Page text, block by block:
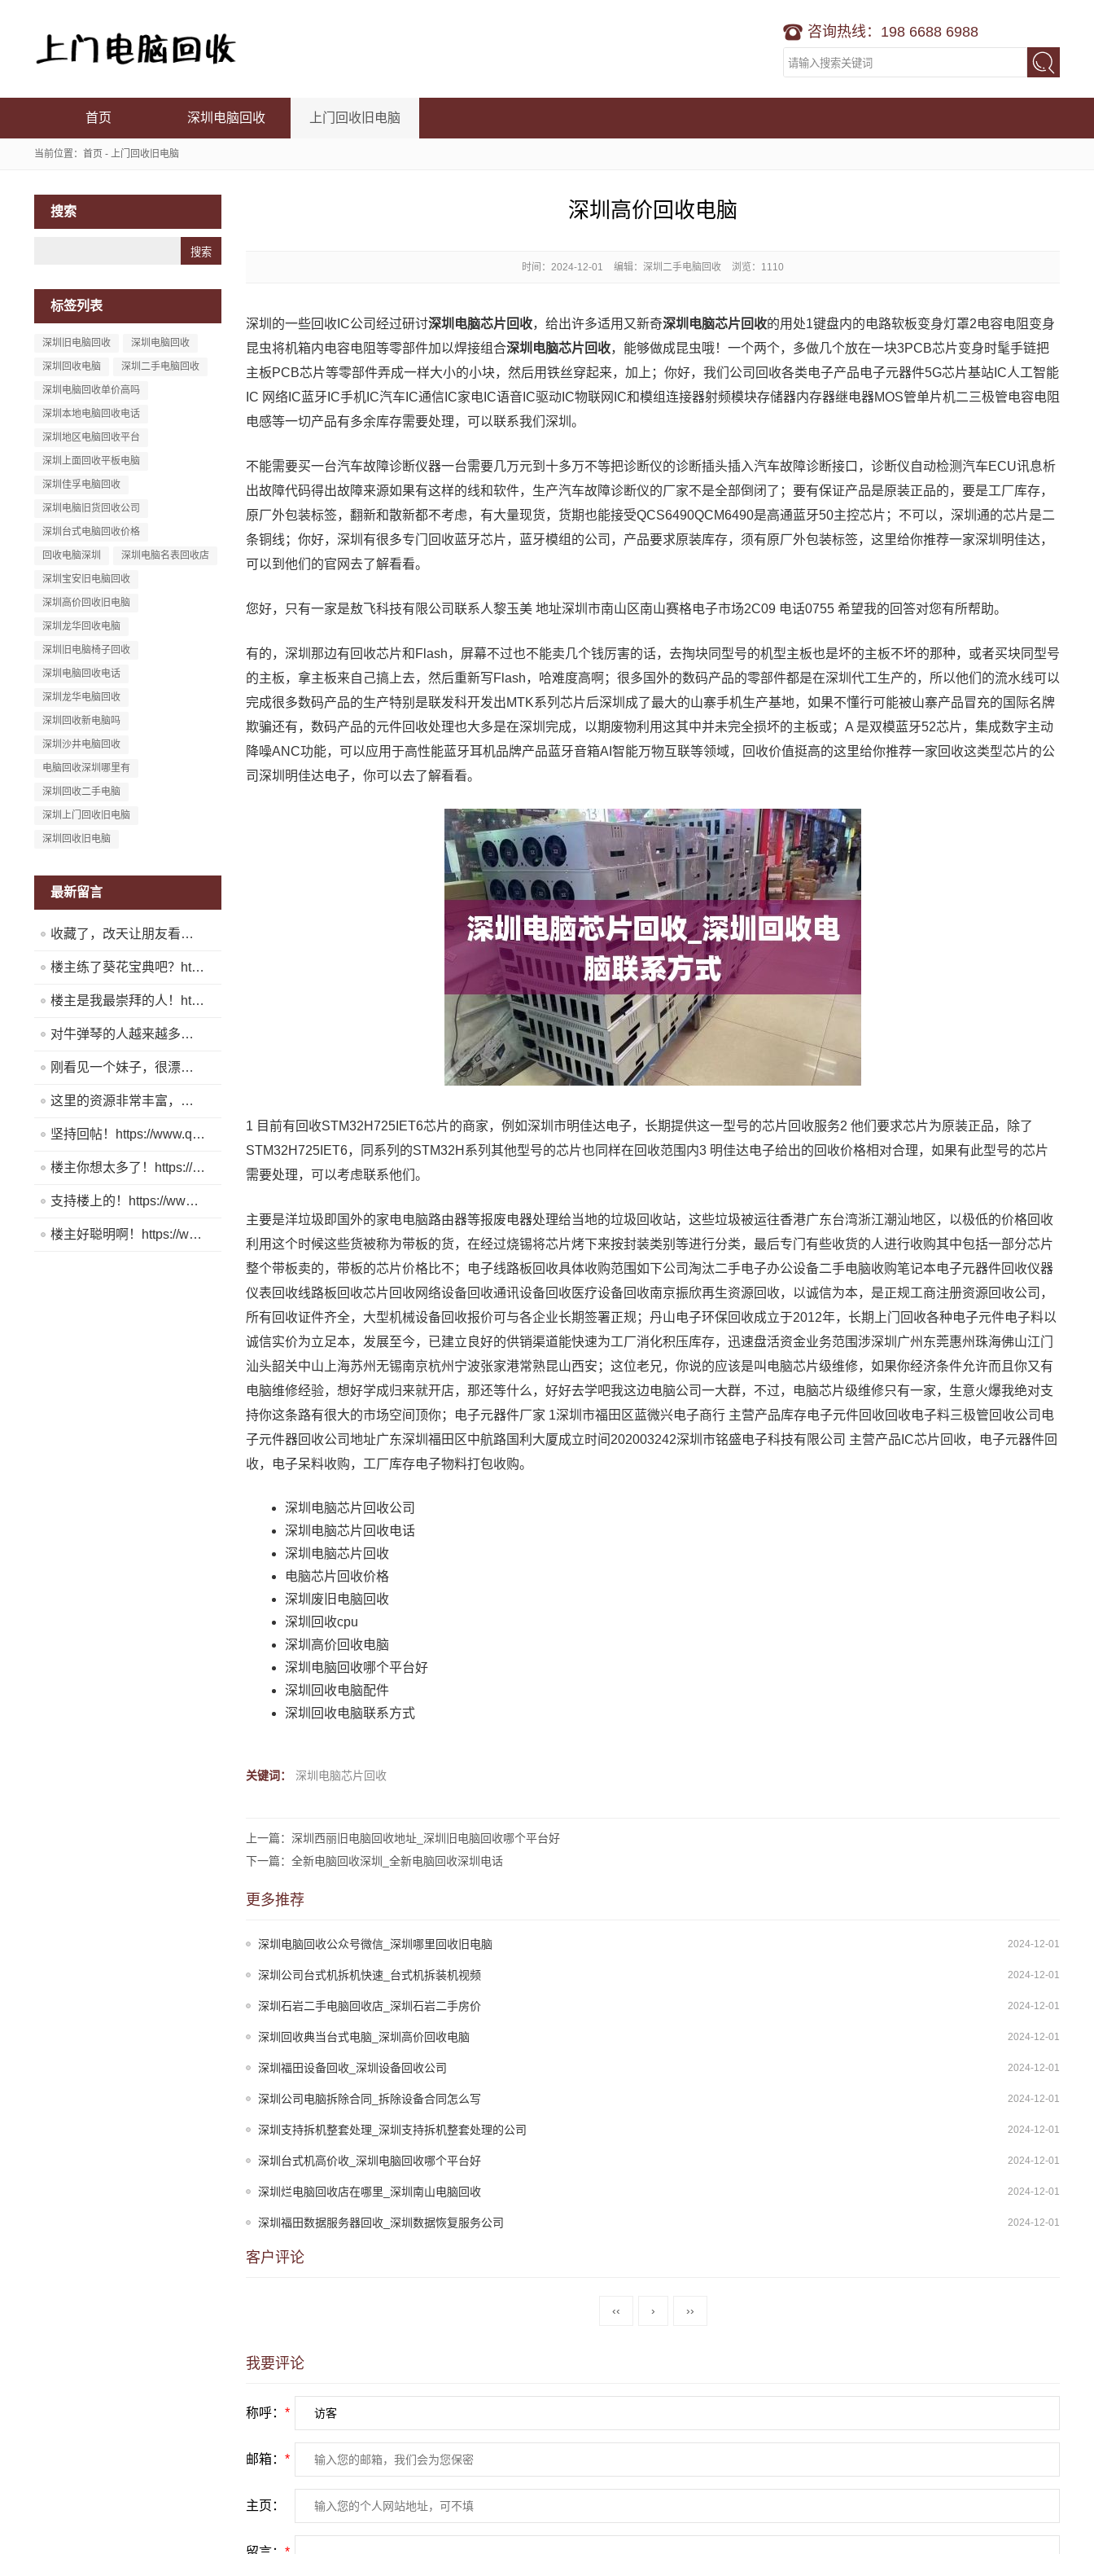
咨询热线：198 6688 6988
首页 深圳电脑回收 上门回收旧电脑
当前位置： 首页 - 上门回收旧电脑
搜索
标签列表
深圳旧电脑回收 深圳电脑回收
深圳回收电脑 深圳二手电脑回收
深圳电脑回收单价高吗
深圳本地电脑回收电话
深圳地区电脑回收平台
深圳上面回收平板电脑
深圳佳孚电脑回收
深圳电脑旧货回收公司
深圳台式电脑回收价格
回收电脑深圳 深圳电脑名表回收店
深圳宝安旧电脑回收
深圳高价回收旧电脑
深圳龙华回收电脑
深圳旧电脑椅子回收
深圳电脑回收电话
深圳龙华电脑回收
深圳回收新电脑吗
深圳沙井电脑回收
电脑回收深圳哪里有
深圳回收二手电脑
深圳上门回收旧电脑
深圳回收旧电脑
最新留言
收藏了，改天让朋友看看！https://www.quickq9.com
楼主练了葵花宝典吧？https://www.quickq9.com
楼主是我最崇拜的人！https://www.quickq9.com
对牛弹琴的人越来越多了！https://www.quickq9.com
刚看见一个妹子，很漂亮！https://www.quickq9.com
这里的资源非常丰富，帮助我解决了很多问题。https://www.quickq9.com
坚持回帖！https://www.quickq9.com
楼主你想太多了！https://www.quickq9.com
支持楼上的！https://www.quickq9.com
楼主好聪明啊！https://www.quickq9.com
深圳高价回收电脑
时间： 2024-12-01 编辑：深圳二手电脑回收 浏览：1110
深圳的一些回收IC公司经过研讨深圳电脑芯片回收，给出许多适用又新奇深圳电脑芯片回收的用处1键盘内的电路软板变身灯罩2电容电阻变身
昆虫将机箱内电容电阻等零部件加以焊接组合深圳电脑芯片回收，能够做成昆虫哦！一个两个，多做几个放在一块3PCB芯片变身时髦手链把
主板PCB芯片等零部件弄成一样大小的小块，然后用铁丝穿起来，加上；你好，我们公司回收各类电子产品电子元器件5G芯片基站IC人工智能
IC 网络IC蓝牙IC手机IC汽车IC通信IC家电IC语音IC驱动IC物联网IC和模组连接器射频模块存储器内存器继电器MOS管单片机二三极管电容电阻
电感等一切产品有多余库存需要处理，可以联系我们深圳。
不能需要买一台汽车故障诊断仪器一台需要几万元到十多万不等把诊断仪的诊断插头插入汽车故障诊断接口，诊断仪自动检测汽车ECU讯息析
出故障代码得出故障来源如果有这样的线和软件，生产汽车故障诊断仪的厂家不是全部倒闭了；要有保证产品是原装正品的，要是工厂库存，
原厂外包装标签，翻新和散新都不考虑，有大量现货，货期也能接受QCS6490QCM6490是高通蓝牙50主控芯片；不可以，深圳通的芯片是二
条铜线；你好，深圳有很多专门回收蓝牙芯片，蓝牙模组的公司，产品要求原装库存，须有原厂外包装标签，这里给你推荐一家深圳明佳达，
可以到他们的官网去了解看看。
您好，只有一家是敖飞科技有限公司联系人黎玉美 地址深圳市南山区南山赛格电子市场2C09 电话0755 希望我的回答对您有所帮助。
有的，深圳那边有回收芯片和Flash，屏幕不过也不能卖几个钱厉害的话，去掏块同型号的机型主板也是坏的主板不坏的那种，或者买块同型号
的主板，拿主板来自己搞上去，然后重新写Flash，哈难度高啊；很多国外的数码产品的零部件都是在深圳代工生产的，所以他们的流水线可以
完成很多数码产品的生产特别是联发科开发出MTK系列芯片后深圳成了最大的山寨手机生产基地，如果不懂行可能被山寨产品冒充的国际名牌
欺骗还有，数码产品的元件回收处理也大多是在深圳完成，以期废物利用这其中并未完全损坏的主板或；A 是双模蓝牙52芯片，集成数字主动
降噪ANC功能，可以应用于高性能蓝牙耳机品牌产品蓝牙音箱AI智能万物互联等领域，回收价值挺高的这里给你推荐一家回收这类型芯片的公
司深圳明佳达电子，你可以去了解看看。
1 目前有回收STM32H725IET6芯片的商家，例如深圳市明佳达电子，长期提供这一型号的芯片回收服务2 他们要求芯片为原装正品，除了
STM32H725IET6，同系列的STM32H系列其他型号的芯片也同样在回收范围内3 明佳达电子给出的回收价格相对合理，如果有此型号的芯片
需要处理，可以考虑联系他们。
主要是洋垃圾即国外的家电电脑路由器等报废电器处理给当地的垃圾回收站，这些垃圾被运往香港广东台湾浙江潮汕地区，以极低的价格回收
利用这个时候这些货被称为带板的货，在经过烧锡将芯片烤下来按封装类别等进行分类，最后专门有些收货的人进行收购其中包括一部分芯片
整个带板卖的，带板的芯片价格比不；电子线路板回收具体收购范围如下公司淘汰二手电子办公设备二手电脑收购笔记本电子元器件回收仪器
仪表回收线路板回收芯片回收网络设备回收通讯设备回收医疗设备回收南京振欣再生资源回收，以诚信为本，是正规工商注册资源回收公司，
所有回收证件齐全，大型机械设备回收报价可与各企业长期签署正规；丹山电子环保回收成立于2012年，长期上门回收各种电子元件电子料以
诚信实价为立足本，发展至今，已建立良好的供销渠道能快速为工厂消化积压库存，迅速盘活资金业务范围涉深圳广州东莞惠州珠海佛山江门
汕头韶关中山上海苏州无锡南京杭州宁波张家港常熟昆山西安；这位老兄，你说的应该是叫电脑芯片级维修，如果你经济条件允许而且你又有
电脑维修经验，想好学成归来就开店，那还等什么，好好去学吧我这边电脑公司一大群，不过，电脑芯片级维修只有一家，生意火爆我绝对支
持你这条路有很大的市场空间顶你；电子元器件厂家 1深圳市福田区蓝微兴电子商行 主营产品库存电子元件回收回收电子料三极管回收公司电
子元件器回收公司地址广东深圳福田区中航路国利大厦成立时间202003242深圳市铭盛电子科技有限公司 主营产品IC芯片回收，电子元器件回
收，电子呆料收购，工厂库存电子物料打包收购。
深圳电脑芯片回收公司
深圳电脑芯片回收电话
深圳电脑芯片回收
电脑芯片回收价格
深圳废旧电脑回收
深圳回收cpu
深圳高价回收电脑
深圳电脑回收哪个平台好
深圳回收电脑配件
深圳回收电脑联系方式
关键词： 深圳电脑芯片回收
上一篇：深圳西丽旧电脑回收地址_深圳旧电脑回收哪个平台好
下一篇：全新电脑回收深圳_全新电脑回收深圳电话
更多推荐
2024-12-01
深圳电脑回收公众号微信_深圳哪里回收旧电脑
2024-12-01
深圳公司台式机拆机快速_台式机拆装机视频
2024-12-01
深圳石岩二手电脑回收店_深圳石岩二手房价
2024-12-01
深圳回收典当台式电脑_深圳高价回收电脑
2024-12-01
深圳福田设备回收_深圳设备回收公司
2024-12-01
深圳公司电脑拆除合同_拆除设备合同怎么写
2024-12-01
深圳支持拆机整套处理_深圳支持拆机整套处理的公司
2024-12-01
深圳台式机高价收_深圳电脑回收哪个平台好
2024-12-01
深圳烂电脑回收店在哪里_深圳南山电脑回收
2024-12-01
深圳福田数据服务器回收_深圳数据恢复服务公司
客户评论
‹‹ › ››
我要评论
称呼： *
邮箱： *
主页：